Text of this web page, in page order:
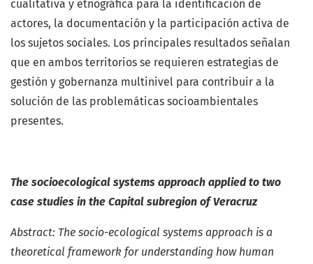
cualitativa y etnográfica para la identificación de
actores, la documentación y la participación activa de
los sujetos sociales. Los principales resultados señalan
que en ambos territorios se requieren estrategias de
gestión y gobernanza multinivel para contribuir a la
solución de las problemáticas socioambientales
presentes.
The socioecological systems approach applied to two
case studies in the Capital subregion of Veracruz
Abstract: The socio-ecological systems approach is a
theoretical framework for understanding how human